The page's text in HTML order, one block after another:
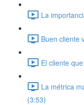
La
Buen cliente
El cliente
La métrica
(3:53)